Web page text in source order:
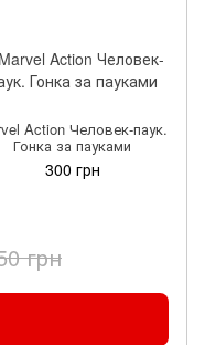
Action Человек-паук.
Гонка за пауками
300 грн
грн